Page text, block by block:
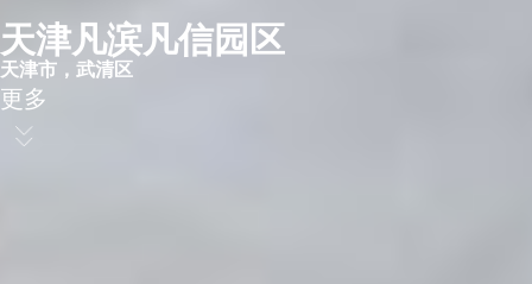
天津凡滨凡信园区 ​
天津市，武清区​
更多